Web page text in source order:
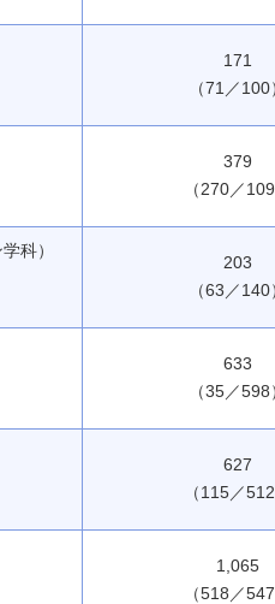
171
（71／100
379
（270／109
科）
203
（63／140
633
（35／598
627
（115／512
1,065
（518／547